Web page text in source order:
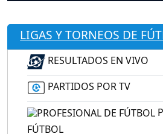
LIGAS Y TORNEOS DE
RESULTADOS EN VIVO
PARTIDOS POR TV
FÚTBOL